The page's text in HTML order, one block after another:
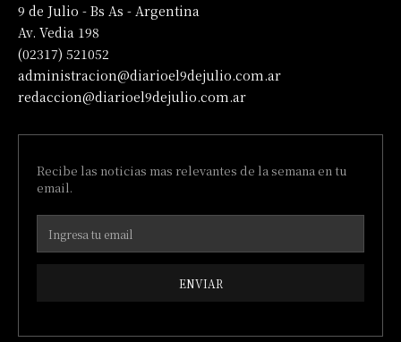
9 de Julio - Bs As - Argentina
Av. Vedia 198
(02317) 521052
administracion@diarioel9dejulio.com.ar
redaccion@diarioel9dejulio.com.ar
Recibe las noticias mas relevantes de la semana en tu
email.
ENVIAR